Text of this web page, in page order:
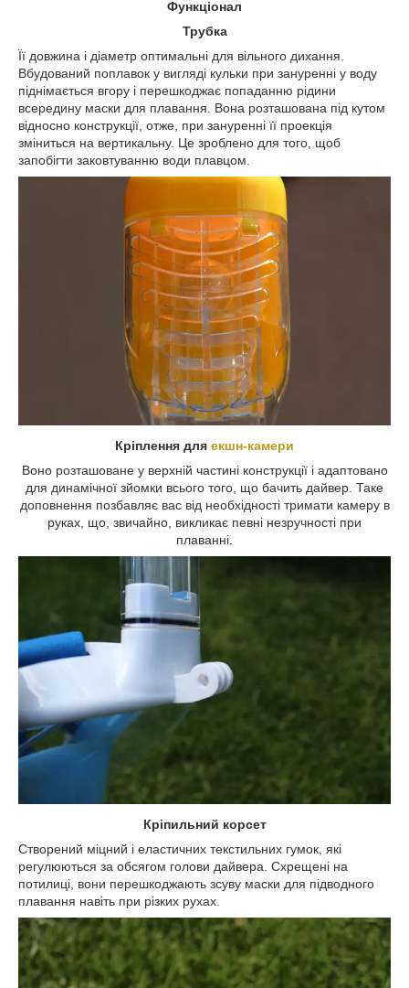
Функціонал
Трубка
Її довжина і діаметр оптимальні для вільного дихання.
Вбудований поплавок у вигляді кульки при зануренні у воду
піднімається вгору і перешкоджає попаданню рідини
всередину маски для плавання. Вона розташована під кутом
відносно конструкції, отже, при зануренні її проекція
зміниться на вертикальну. Це зроблено для того, щоб
запобігти заковтуванню води плавцом.
Кріплення для екшн-камери
Воно розташоване у верхній частині конструкції і адаптовано
для динамічної зйомки всього того, що бачить дайвер. Таке
доповнення позбавляє вас від необхідності тримати камеру в
руках, що, звичайно, викликає певні незручності при
плаванні.
Кріпильний корсет
Створений міцний і еластичних текстильних гумок, які
регулюються за обсягом голови дайвера. Схрещені на
потилиці, вони перешкоджають зсуву маски для підводного
плавання навіть при різких рухах.